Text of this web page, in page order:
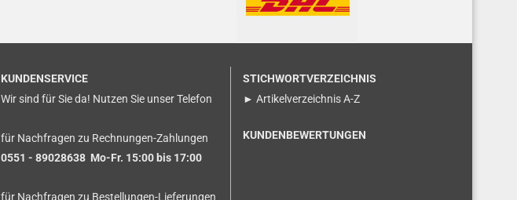
KUNDENSERVICE
Wir sind für Sie da! Nutzen Sie unser Telefon
für Nachfragen zu Rechnungen-Zahlungen
0551 - 89028638 Mo-Fr. 15:00 bis 17:00
für Nachfragen zu Bestellungen-Lieferungen
STICHWORTVERZEICHNIS
► Artikelverzeichnis A-Z
KUNDENBEWERTUNGEN